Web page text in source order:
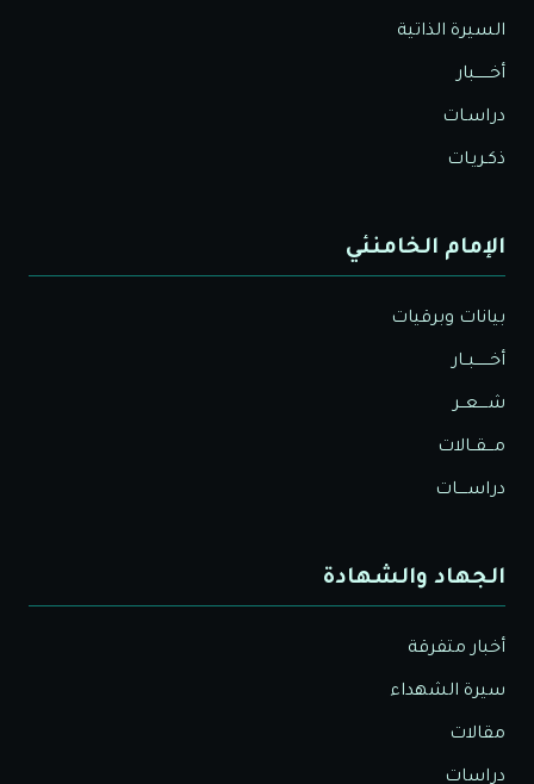
السيرة الذاتية
أخــــــبار
دراسـات
ذكـريـات
الإمام الخامنئي
بيانات وبرقيات
أخــــــبــار
شــــعــر
مـــقــالات
دراســــات
الجهاد والشهادة
أخبار متفرقة
سيرة الشهداء
مقالات
دراسات